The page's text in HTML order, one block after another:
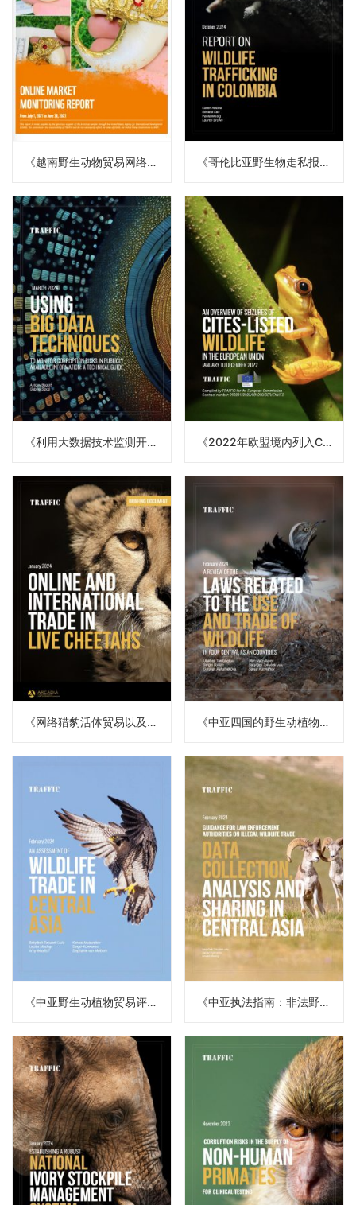
《越南野生动物贸易网络市场调查报告（2021年6月至2023年7月）》 《哥伦比亚野生物走私报告（译）》
《利用大数据技术监测开源信息中的腐败风险（译）》 《2022年欧盟境内列入CITES的野生动植物查获情况概览（译）》
《网络猎豹活体贸易以及国际贸易（译）》 《中亚四国的野生动植物利用及贸易立法审查（译）》
《中亚野生动植物贸易评估报告（译）》 《中亚执法指南：非法野生动植物贸易数据收集、分析和共享（译）》